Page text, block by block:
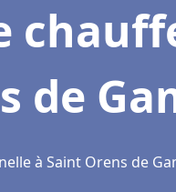
de
à Saint Orens de